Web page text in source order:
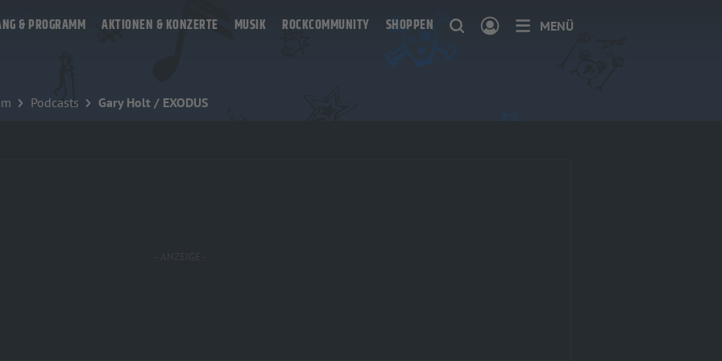
& PROGRAMM AKTIONEN & KONZERTE MUSIK ROCKCOMMUNITY SHOPPEN MENÜ
Podcasts Gary Holt / EXODUS